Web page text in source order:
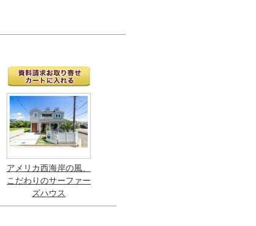
アメリカ西海岸の風、
こだわりのサーファー
ズハウス